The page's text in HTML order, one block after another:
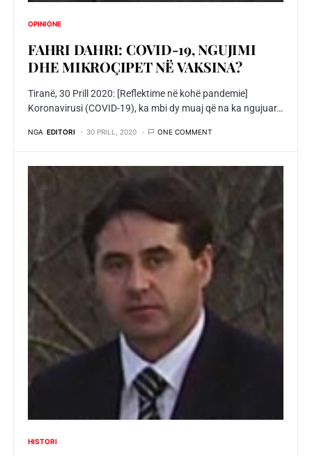
OPINIONE
FAHRI DAHRI: COVID-19, NGUJIMI
DHE MIKROÇIPET NË VAKSINA?
Tiranë, 30 Prill 2020: [Reflektime në kohë pandemie]
Koronavirusi (COVID-19), ka mbi dy muaj që na ka ngujuar…
NGA EDITORI 30 PRILL, 2020 ONE COMMENT
HISTORI